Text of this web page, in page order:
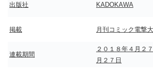
出版社 KADOKAWA
掲載 月刊コミック電撃
連載期間
２０１８年４月２
月２７日